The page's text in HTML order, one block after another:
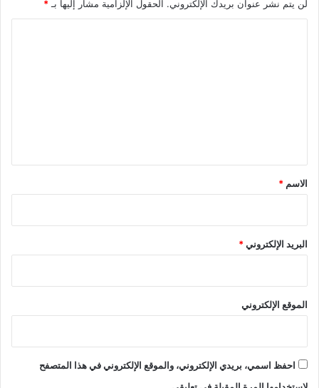
لن يتم نشر عنوان بريدك الإلكتروني. الحقول الإلزامية مشار إليها بـ *
*
الاسم *
البريد الإلكتروني*
الموقع الإلكتروني
احفظ اسمي، بريدي الإلكتروني، والموقع الإلكتروني في هذا المتصفح